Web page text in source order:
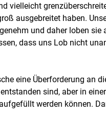
vielleicht
ausgebreitet haben.
und daher loben sie
dass uns Lob nicht
eine Überforderung an
sind, aber in
werden können.